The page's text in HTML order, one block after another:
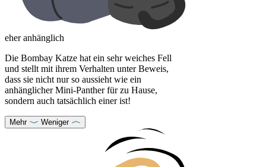
eher anhänglich
Die Bombay Katze hat ein sehr weiches Fell
und stellt mit ihrem Verhalten unter Beweis,
dass sie nicht nur so aussieht wie ein
anhänglicher Mini-Panther für zu Hause,
sondern auch tatsächlich einer ist!
Mehr Weniger